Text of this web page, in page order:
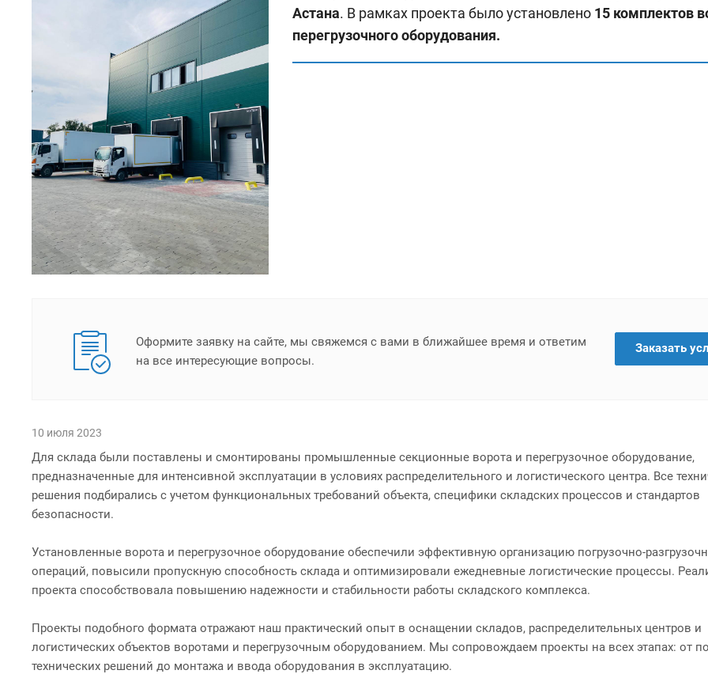
Астана. В рамках проекта было установлено 15 комплектов
перегрузочного оборудования.
Оформите заявку на сайте, мы свяжемся с вами в ближайшее время и ответим
на все интересующие вопросы.
Заказать
10 июля 2023
Для склада были поставлены и смонтированы промышленные секционные ворота и перегрузочное оборудование,
предназначенные для интенсивной эксплуатации в условиях распределительного и логистического центра. Все
решения подбирались с учетом функциональных требований объекта, специфики складских процессов и стандартов
безопасности.
Установленные ворота и перегрузочное оборудование обеспечили эффективную организацию погрузочно-
операций, повысили пропускную способность склада и оптимизировали ежедневные логистические процессы.
проекта способствовала повышению надежности и стабильности работы складского комплекса.
Проекты подобного формата отражают наш практический опыт в оснащении складов, распределительных центров и
логистических объектов воротами и перегрузочным оборудованием. Мы сопровождаем проекты на всех этапах: от
технических решений до монтажа и ввода оборудования в эксплуатацию.